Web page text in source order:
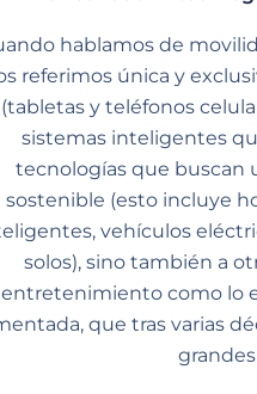
hablamos de
referimos única y
(tabletas y teléfonos
sistemas inteligentes
tecnologías que buscan
sostenible (esto incluye
vehículos
solos), sino también a
entretenimiento como lo
que tras varias